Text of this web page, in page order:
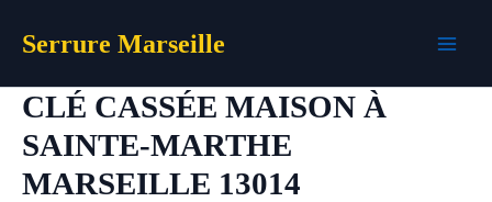
Serrure Marseille
CLÉ CASSÉE MAISON À
SAINTE-MARTHE
MARSEILLE 13014